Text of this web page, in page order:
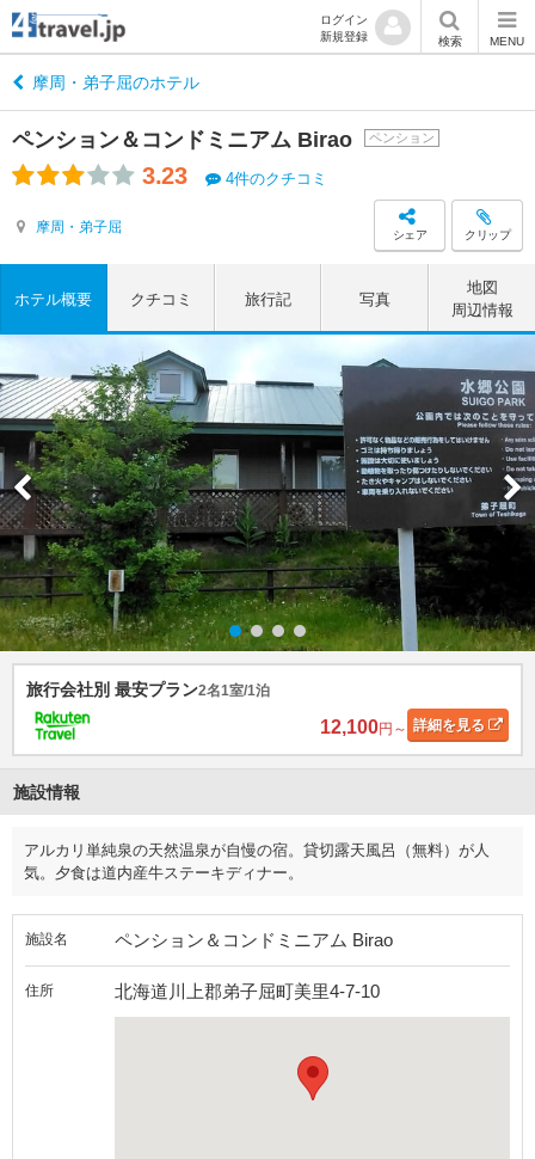
ログイン
新規登録
検索 MENU
摩周・弟子屈のホテル
ペンション＆コンドミニアム Birao ペンション
3.23 4件のクチコミ
摩周・弟子屈 シェア クリップ
ホテル概要 クチコミ 旅行記 写真
地図
周辺情報
旅行会社別 最安プラン2名1室/1泊
12,100円～ 詳細を見る
施設情報
アルカリ単純泉の天然温泉が自慢の宿。貸切露天風呂（無料）が人
気。夕食は道内産牛ステーキディナー。
施設名 ペンション＆コンドミニアム Birao
住所 北海道川上郡弟子屈町美里4-7-10